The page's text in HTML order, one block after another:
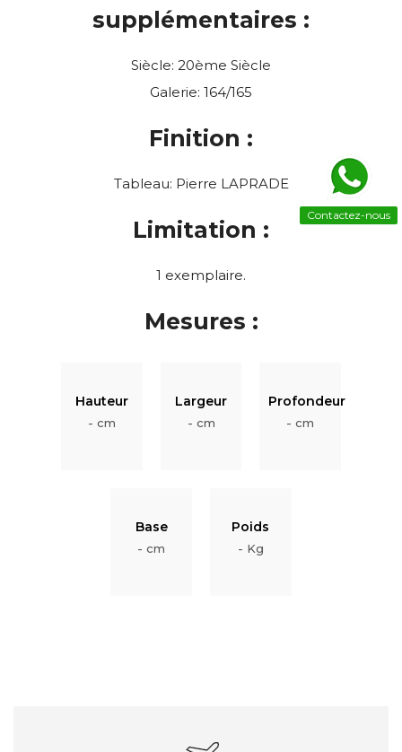
supplémentaires :
Siècle: 20ème Siècle
Galerie: 164/165
Finition :
Tableau: Pierre LAPRADE
Limitation :
1 exemplaire.
Mesures :
Hauteur
- cm
Largeur
- cm
Profondeur
- cm
Base
- cm
Poids
- Kg
Contactez-nous